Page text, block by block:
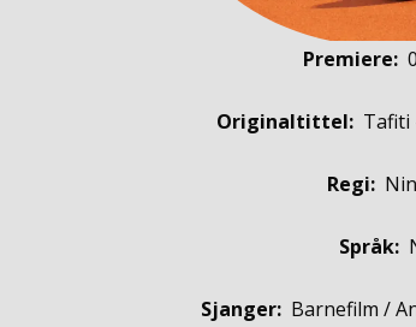
Premiere:
Originaltittel: Tafiti
Regi:
Språk:
Sjanger: Barnefilm /